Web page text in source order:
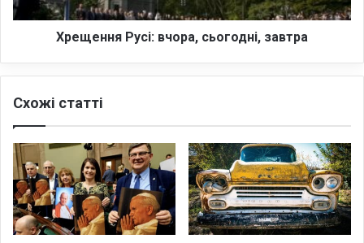
н
і
ю
Р
в
р
а
,
с
ь
Хрещення Русі: вчора, сьогодні, завтра
Схожі статті